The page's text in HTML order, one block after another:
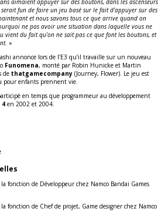
fun de faire un jeu basé sur le fait d’appuyer sur des
et nous savons tous ce que arrive quand on
ne pas avoir une situation dans laquelle vous ne
vient du fait qu’on ne sait pas ce que font les boutons, et
»
annonce lors de l’E3 qu’il travaille sur un nouveau
Funomena, monté par Robin Hunicke et Martin
de thatgamecompany (Journey, Flower). Le jeu est
pour enfants prennent vie.
en temps que programmeur au développement
4 en 2002 et 2004.
fonction de Développeur chez Namco Bandai Games
fonction de Chef de projet, Game designer chez Namco